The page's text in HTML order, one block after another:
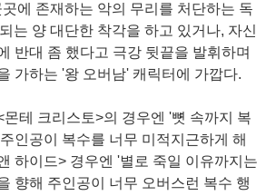
에 존재하는 악의 무리를 처단하는 독
는 양 대단한 착각을 하고 있거나, 자신
반대 좀 했다고 극강 뒷끝을 발휘하며
가하는 '왕 오버남' 캐릭터에 가깝다.
테 크리스토>의 경우엔 '뼛 속까지 복
인공이 복수를 너무 미적지근하게 해
하이드> 경우엔 '별로 죽일 이유까지는
향해 주인공이 너무 오버스런 복수 행